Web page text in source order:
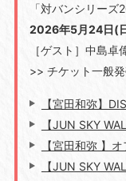
「対バンシリーズ
2026年5月24日(
［ゲスト］中島卓
>> チケット一般
【宮田和弥】
【JUN SKY
【宮田和弥 】
【JUN SKY